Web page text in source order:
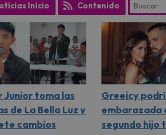
Inicio Contenido
Junior toma las
de La Bella Luz y
cambios
Greeicy
embarazada
segundo hijo